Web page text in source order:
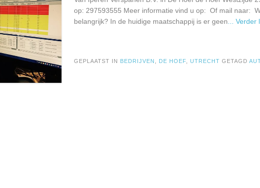
op: 297593555 Meer informatie vind u op: Of mail naar:
belangrijk? In de huidige maatschappij is er geen ... Verder
GEPLAATST IN BEDRIJVEN DE HOEF ,UTRECHT GETAGD